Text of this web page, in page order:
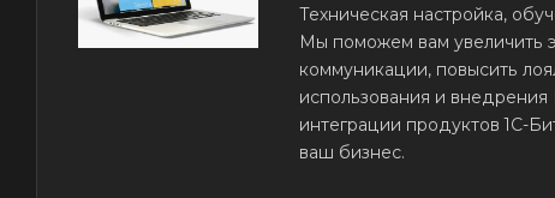
Техническая настройка,
Мы поможем вам увеличить
коммуникации, повысить
использования и
интеграции продуктов 1С-
ваш бизнес.